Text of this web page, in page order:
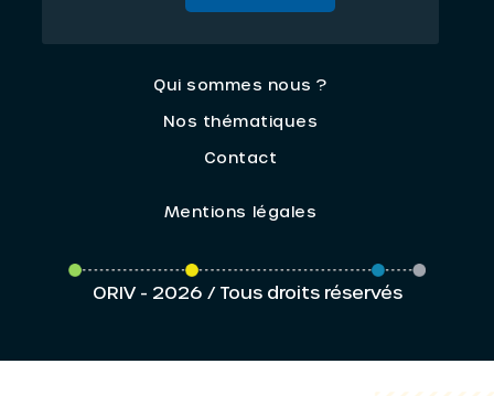
Qui sommes nous ?
Nos thématiques
Contact
Mentions légales
ORIV - 2026 / Tous droits réservés